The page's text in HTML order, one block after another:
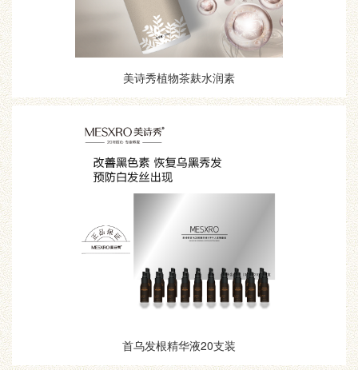
美诗秀植物茶麸水润素
首乌发根精华液20支装